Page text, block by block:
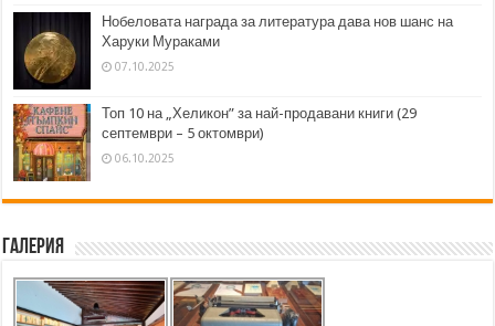
Нобеловата награда за литература дава нов шанс на
Харуки Мураками
07.10.2025
Топ 10 на „Хеликон” за най-продавани книги (29
септември – 5 октомври)
06.10.2025
Галерия